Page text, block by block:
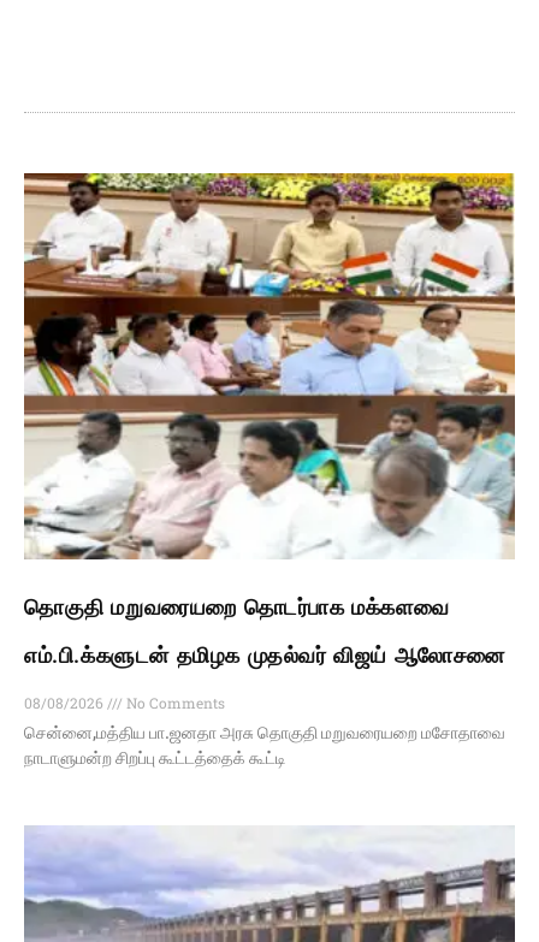
தொகுதி மறுவரையறை தொடர்பாக மக்களவை
எம்.பி.க்களுடன் தமிழக முதல்வர் விஜய் ஆலோசனை
08/08/2026
No Comments
சென்னை,மத்திய பா.ஜனதா அரசு தொகுதி மறுவரையறை மசோதாவை
நாடாளுமன்ற சிறப்பு கூட்டத்தைக் கூட்டி